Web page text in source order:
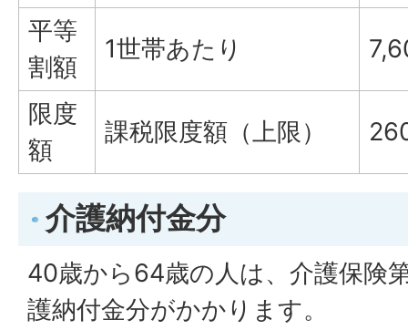
平等
割額
1世帯あたり
限度
額
課税限度額（上限）
介護納付金分
40歳から64歳の人は、介護保険
護納付金分がかかります。